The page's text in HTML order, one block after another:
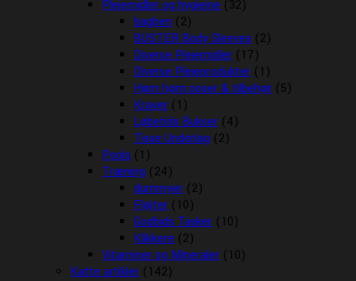
Plejemidler og hygiejne (32)
bagben (2)
BUSTER Body Sleeves (2)
Diverse Plejemidler (17)
Diverse Plejeprodukter (1)
Høm høm poser & tilbehør (5)
Kraver (1)
Løbetids Bukser (4)
Tisse Underlag (2)
Pools (1)
Træning (24)
dummyer (2)
Fløjter (10)
Godbids Tasker (10)
Klikkere (2)
Vitaminer og Mineraler (10)
Katte artikler (142)